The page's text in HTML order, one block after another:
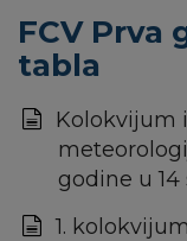
FCV Prva
tabla
Kolokvijum
godine u 14
1.